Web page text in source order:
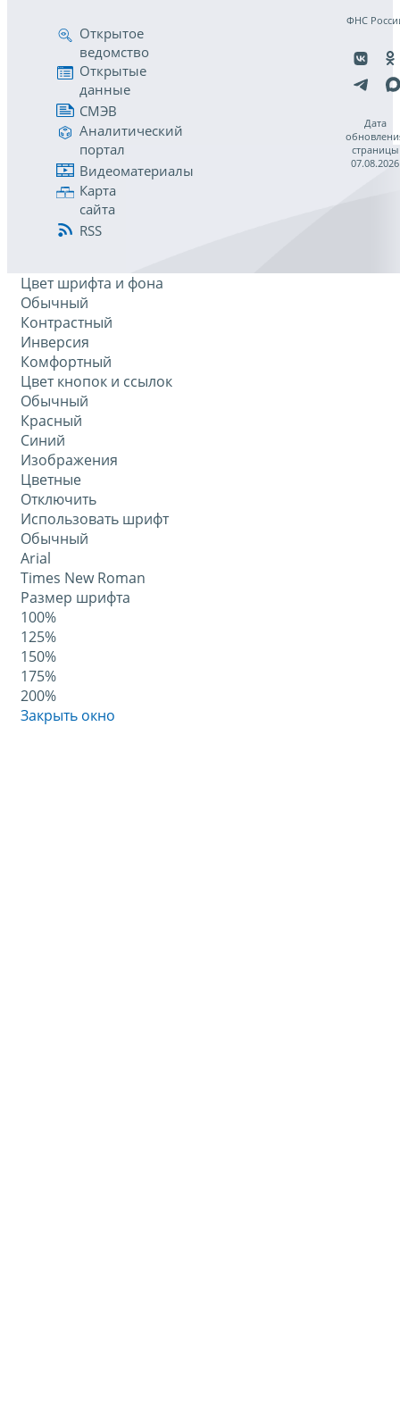
Открытое
ведомство
Открытые
данные
СМЭВ
Аналитический
портал
Видеоматериалы
Карта
сайта
RSS
ФНС
Дата
страницы
07.08.2026
Цвет шрифта и фона
Обычный
Контрастный
Инверсия
Комфортный
Цвет кнопок и ссылок
Обычный
Красный
Синий
Изображения
Цветные
Отключить
Использовать шрифт
Обычный
Arial
Times New Roman
Размер шрифта
100%
125%
150%
175%
200%
Закрыть окно